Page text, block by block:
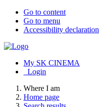
Go to content
Go to menu
Accessibility declaration
My SK CINEMA
Login
Where I am
Home page